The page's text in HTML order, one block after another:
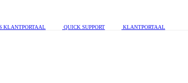
KLANTPORTAAL QUICK SUPPORT KLANTPORTAAL